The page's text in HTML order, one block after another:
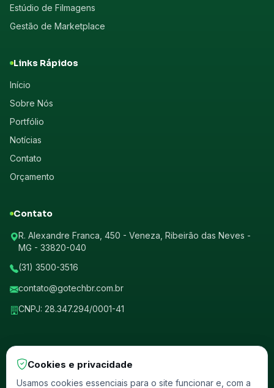
Estúdio de Filmagens
Gestão de Marketplace
Links Rápidos
Início
Sobre Nós
Portfólio
Notícias
Contato
Orçamento
Contato
R. Alexandre Franca, 450 - Veneza, Ribeirão das Neves -
MG - 33820-040
(31) 3500-3516
contato@gotechbr.com.br
CNPJ: 28.347.294/0001-41
Cookies e privacidade
Usamos cookies essenciais para o site funcionar e, com a